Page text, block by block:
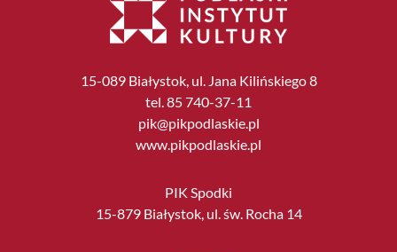
15-089 Białystok, ul. Jana Kilińskiego 8
tel. 85 740-37-11
pik@pikpodlaskie.pl
www.pikpodlaskie.pl
PIK Spodki
15-879 Białystok, ul. św. Rocha 14